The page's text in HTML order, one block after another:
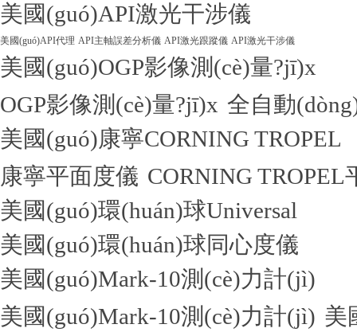
美國(guó)API激光干涉儀
美國(guó)API代理 API主軸誤差分析儀 API激光跟蹤儀 API激光干涉儀
美國(guó)OGP影像測(cè)量?jī)x
OGP影像測(cè)量?jī)x 全自動
美國(guó)康寧CORNING TROPEL
康寧平面度儀 CORNING TROPEL
美國(guó)環(huán)球Universal
美國(guó)環(huán)球同心度儀
美國(guó)Mark-10測(cè)力計(jì)
美國(guó)Mark-10測(cè)力計(jì) 美